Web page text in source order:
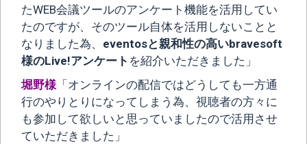
たWEB会議ツールのアンケート機能を活用してい
たのですが、そのツール自体を活用しないことと
なりました為、 eventosと親和性の高いbravesoft
様のLive!アンケート を紹介いただきました」
堀野様 「オンラインの配信ではどうしても一方通
行のやりとりになってしまう為、視聴者の方々に
も参加して欲しいと思っていましたので活用させ
ていただきました」